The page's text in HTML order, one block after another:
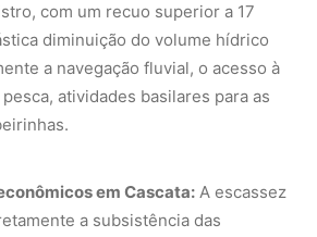
com um recuo superior a 17
diminuição do volume hídrico
a navegação fluvial, o acesso à
atividades basilares para as
em Cascata: A escassez
a subsistência das